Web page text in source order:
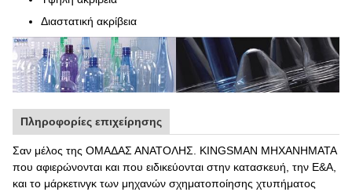
Διαστατική ακρίβεια
Πληροφορίες επιχείρησης
Σαν μέλος της ΟΜΑΔΑΣ ΑΝΑΤΟΛΗΣ. KINGSMAN ΜΗΧΑΝΗΜΑΤΑ
που αφιερώνονται και που ειδικεύονται στην κατασκευή, την Ε&Α,
και το μάρκετινγκ των μηχανών σχηματοποίησης χτυπήματος